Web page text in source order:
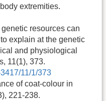
extremities.
resources can
explain at the genetic
and physiological
11(1), 373.
11/1/373
of coat-colour in
221-238.